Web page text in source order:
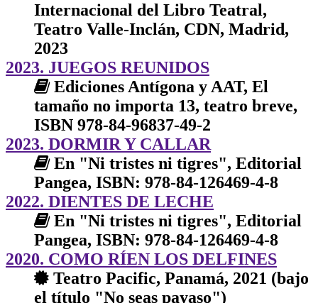
Internacional del Libro Teatral,
Teatro Valle-Inclán, CDN, Madrid,
2023
2023. JUEGOS REUNIDOS
Ediciones Antígona y AAT, El
tamaño no importa 13, teatro breve,
ISBN 978-84-96837-49-2
2023. DORMIR Y CALLAR
En "Ni tristes ni tigres", Editorial
Pangea, ISBN: 978-84-126469-4-8
2022. DIENTES DE LECHE
En "Ni tristes ni tigres", Editorial
Pangea, ISBN: 978-84-126469-4-8
2020. COMO RÍEN LOS DELFINES
Teatro Pacific, Panamá, 2021 (bajo
el título "No seas payaso")